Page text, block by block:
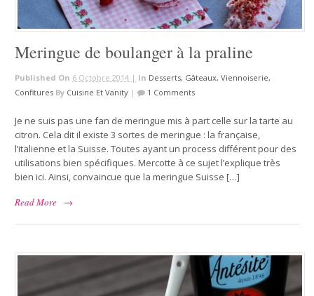
Meringue de boulanger à la praline
Published On 6 Octobre 2014 | In Desserts, Gâteaux, Viennoiserie,
Confitures By Cuisine Et Vanity | 1 Comments
Je ne suis pas une fan de meringue mis à part celle sur la tarte au
citron. Cela dit il existe 3 sortes de meringue : la française,
l’italienne et la Suisse. Toutes ayant un process différent pour des
utilisations bien spécifiques. Mercotte à ce sujet l’explique très
bien ici. Ainsi, convaincue que la meringue Suisse […]
Read More
→